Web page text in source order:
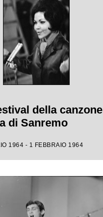
della canzone
di Sanremo
1964 - 1 FEBBRAIO 1964